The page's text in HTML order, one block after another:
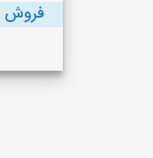
فروش